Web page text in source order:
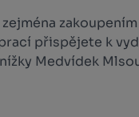
zejména
přispějete k
Medvídek